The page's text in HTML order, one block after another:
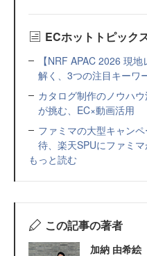
ECホットトピック
【NRF APAC 2026 現
解く、3つの注目キーワ
カタログ制作のノウハ
が挑む、EC×動画活用
ファミマの大型キャン
待、楽天SPUにファミ
もっと読む
この記事の著者
加納 由希絵